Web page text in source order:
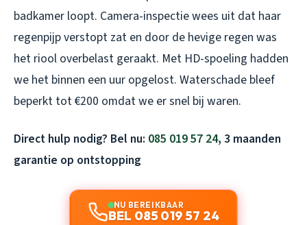
badkamer loopt. Camera-inspectie wees uit dat haar
regenpijp verstopt zat en door de hevige regen was
het riool overbelast geraakt. Met HD-spoeling hadden
we het binnen een uur opgelost. Waterschade bleef
beperkt tot €200 omdat we er snel bij waren.
Direct hulp nodig? Bel nu: 085 019 57 24, 3 maanden
garantie op ontstopping
NU BEREIKBAAR
BEL 085 019 57 24